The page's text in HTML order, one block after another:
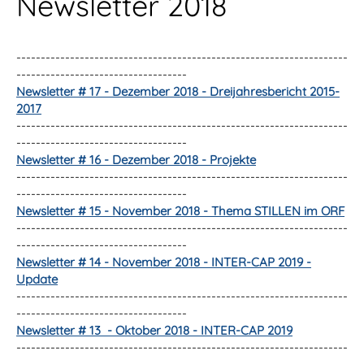
--------------------------------------------------------------------
-----------------------------------
Newsletter # 17 - Dezember 2018 - Dreijahresbericht 2015-
2017
--------------------------------------------------------------------
-----------------------------------
Newsletter # 16 - Dezember 2018 - Projekte
--------------------------------------------------------------------
-----------------------------------
Newsletter # 15 - November 2018 - Thema STILLEN im ORF
--------------------------------------------------------------------
-----------------------------------
Newsletter # 14 - November 2018 - INTER-CAP 2019 -
Update
--------------------------------------------------------------------
-----------------------------------
Newsletter # 13 - Oktober 2018 - INTER-CAP 2019
--------------------------------------------------------------------